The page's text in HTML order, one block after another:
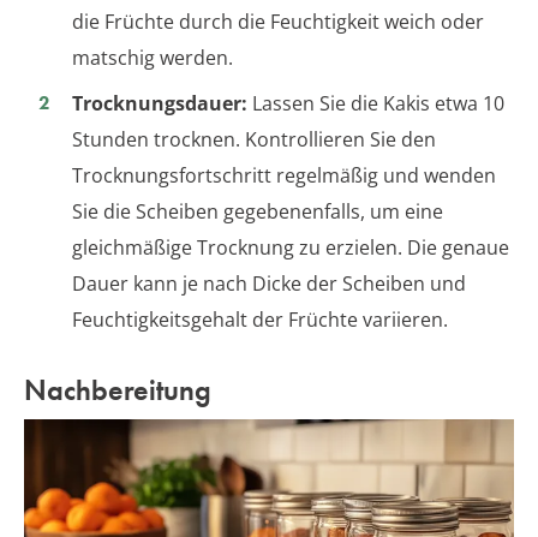
die Früchte durch die Feuchtigkeit weich oder
matschig werden.
Trocknungsdauer: Lassen Sie die Kakis etwa 10
Stunden trocknen. Kontrollieren Sie den
Trocknungsfortschritt regelmäßig und wenden
Sie die Scheiben gegebenenfalls, um eine
gleichmäßige Trocknung zu erzielen. Die genaue
Dauer kann je nach Dicke der Scheiben und
Feuchtigkeitsgehalt der Früchte variieren.
Nachbereitung